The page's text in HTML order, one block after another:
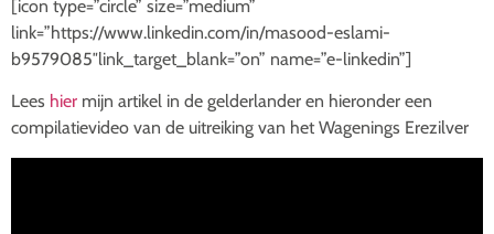
[icon type=”circle” size=”medium”
link=”https://www.linkedin.com/in/masood-eslami-
b9579085″link_target_blank=”on” name=”e-linkedin”]
Lees hier mijn artikel in de gelderlander en hieronder een
compilatievideo van de uitreiking van het Wagenings Erezilver